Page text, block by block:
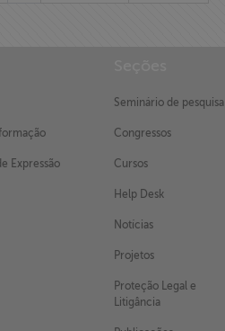
Expressão
Seminário de pesquisa
Congressos
Cursos
Help Desk
Notícias
Projetos
Proteção Legal e
Litigância